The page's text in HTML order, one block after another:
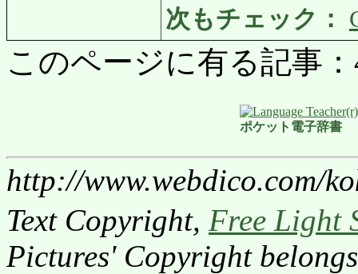
次もチェック：
このページに有る記事
ポケット電子辞書
http://www.webdico.com/
Text Copyright, Free Light
Pictures' Copyright